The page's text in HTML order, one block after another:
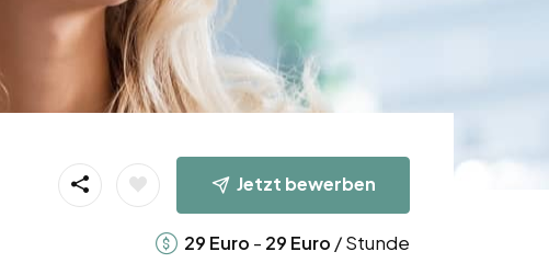
Jetzt bewerben
29 Euro - 29 Euro / Stunde